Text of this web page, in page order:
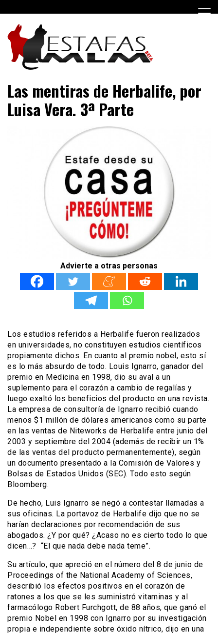
al
contenido
Estafas MLM
Las mentiras de Herbalife, por
Luisa Vera. 3ª Parte
Advierte a otras personas
Los estudios referidos a Herbalife fueron realizados
en universidades, no constituyen estudios científicos
propiamente dichos. En cuanto al premio nobel, esto sí
es lo más absurdo de todo. Louis Ignarro, ganador del
premio en Medicina en 1998, dio su aval a un
suplemento para el corazón a cambio de regalías y
luego exaltó los beneficios del producto en una revista.
La empresa de consultoría de Ignarro recibió cuando
menos $1 millón de dólares americanos como su parte
en las ventas de Niteworks de Herbalife entre junio del
2003 y septiembre del 2004 (además de recibir un 1%
de las ventas del producto permanentemente), según
un documento presentado a la Comisión de Valores y
Bolsas de Estados Unidos (SEC). Todo esto según
Bloomberg.
De hecho, Luis Ignarro se negó a contestar llamadas a
sus oficinas. La portavoz de Herbalife dijo que no se
harían declaraciones por recomendación de sus
abogados. ¿Y por qué? ¿Acaso no es cierto todo lo que
dicen…? “El que nada debe nada teme”.
Su artículo, que apreció en el número del 8 de junio de
Proceedings of the National Academy of Sciences,
describió los efectos positivos en el corazón de
ratones a los que se les suministró vitaminas y al
farmacólogo Robert Furchgott, de 88 años, que ganó el
premio Nobel en 1998 con Ignarro por su investigación
propia e independiente sobre óxido nítrico, dijo en una